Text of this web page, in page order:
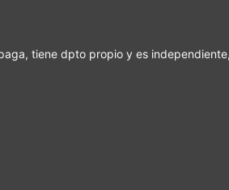
tiene dpto propio y es